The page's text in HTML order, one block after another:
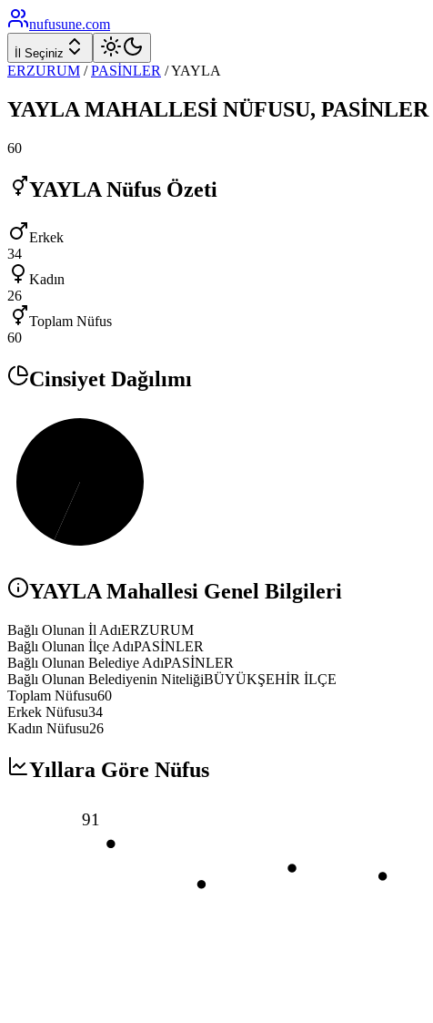
nufusune.com
İl Seçiniz
ERZURUM / PASİNLER /YAYLA
YAYLA MAHALLESİ NÜFUSU, PASİNLER
60
YAYLA Nüfus Özeti
Erkek
34
Kadın
26
Toplam Nüfus
60
Cinsiyet Dağılımı
YAYLAMahallesi Genel Bilgileri
Bağlı Olunan İl AdıERZURUM
Bağlı Olunan İlçe AdıPASİNLER
Bağlı Olunan Belediye AdıPASİNLER
Bağlı Olunan Belediyenin NiteliğiBÜYÜKŞEHİR İLÇE
Toplam Nüfusu60
Erkek Nüfusu34
Kadın Nüfusu26
Yıllara Göre Nüfus
91